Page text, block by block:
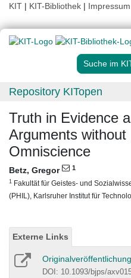
KIT | KIT-Bibliothek | Impressum
Suche im
Repository KITopen
Truth in Evidence
Arguments without
Omniscience
Betz, Gregor 1
1 Fakultät für Geistes- und
(PHIL), Karlsruher Institut für
Externe Links
Originalveröffentlichung
DOI: 10.1093/bjps/